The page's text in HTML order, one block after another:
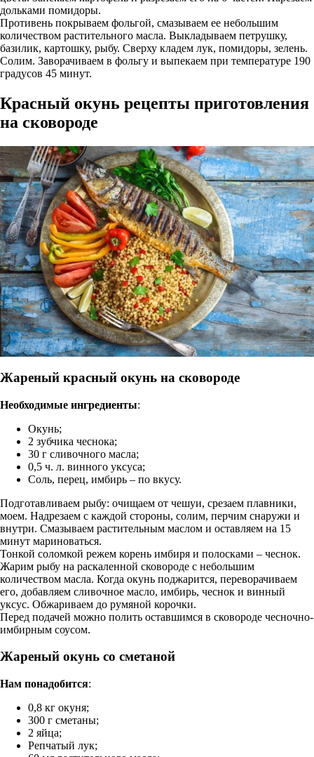
дольками помидоры.
Противень покрываем фольгой, смазываем ее небольшим
количеством растительного масла. Выкладываем петрушку,
базилик, картошку, рыбу. Сверху кладем лук, помидоры, зелень.
Солим. Заворачиваем в фольгу и выпекаем при температуре 190
градусов 45 минут.
Красный окунь рецепты приготовления
на сковороде
Жареный красный окунь на сковороде
Необходимые ингредиенты:
Окунь;
2 зубчика чеснока;
30 г сливочного масла;
0,5 ч. л. винного уксуса;
Соль, перец, имбирь – по вкусу.
Подготавливаем рыбу: очищаем от чешуи, срезаем плавники,
моем. Надрезаем с каждой стороны, солим, перчим снаружи и
внутри. Смазываем растительным маслом и оставляем на 15
минут мариноваться.
Тонкой соломкой режем корень имбиря и полосками – чеснок.
Жарим рыбу на раскаленной сковороде с небольшим
количеством масла. Когда окунь поджарится, переворачиваем
его, добавляем сливочное масло, имбирь, чеснок и винный
уксус. Обжариваем до румяной корочки.
Перед подачей можно полить оставшимся в сковороде чесночно-
имбирным соусом.
Жареный окунь со сметаной
Нам понадобится:
0,8 кг окуня;
300 г сметаны;
2 яйца;
Репчатый лук;